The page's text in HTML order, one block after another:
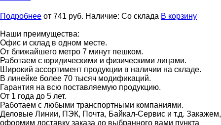
Подробнее от 741 руб. Наличие: Со склада В корзину
Наши преимущества:
Офис и склад в одном месте.
От ближайшего метро 7 минут пешком.
Работаем с юридическими и физическими лицами.
Широкий ассортимент продукции в наличии на складе.
В линейке более 70 тысяч модификаций.
Гарантия на всю поставляемую продукцию.
От 1 года до 5 лет.
Работаем с любыми транспортными компаниями.
Деловые Линии, ПЭК, Почта, Байкал-Сервис и т.д. Закажем,
оформим доставку заказа до выбранного вами пункта